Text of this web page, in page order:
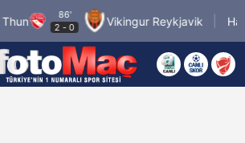
2-0 Vikingur Reykjavik Hapoel Tel